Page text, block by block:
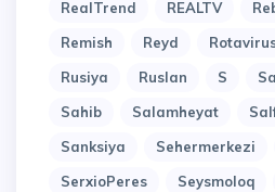
RealTrend REALTV
Remish
Reyd
Rusiya
Ruslan S Sa
Sahib
Salamheyat
Sanksiya
Sehermerkezi
SerxioPeres
Seysmoloq